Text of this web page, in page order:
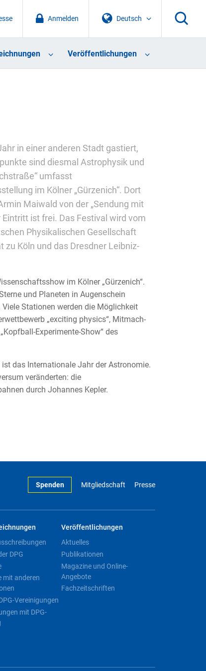
Deutsch
Anmelden
Veröffentlichungen
in einer anderen Stadt gastiert,
sind diesmal Astrophysik und
umfasst
im Kölner „Gürzenich“. Dort
Maiwald von der „Sendung mit
ist frei. Das Festival wird vom
Physikalischen Gesellschaft
Köln und das Dresdner Leibniz-
im Kölner „Gürzenich“.
und Planeten in Augenschein
Stationen werden die Möglichkeit
„exciting physics“, Mitmach-
Experimente-Show“ des
das Internationale Jahr der Astronomie.
veränderten: die
durch Johannes Kepler.
Spenden Mitgliedschaft Presse
DPG
mit anderen
Vereinigungen
mit DPG-
Veröffentlichungen
Aktuelles
Publikationen
Magazine und Online-
Angebote
Fachzeitschriften